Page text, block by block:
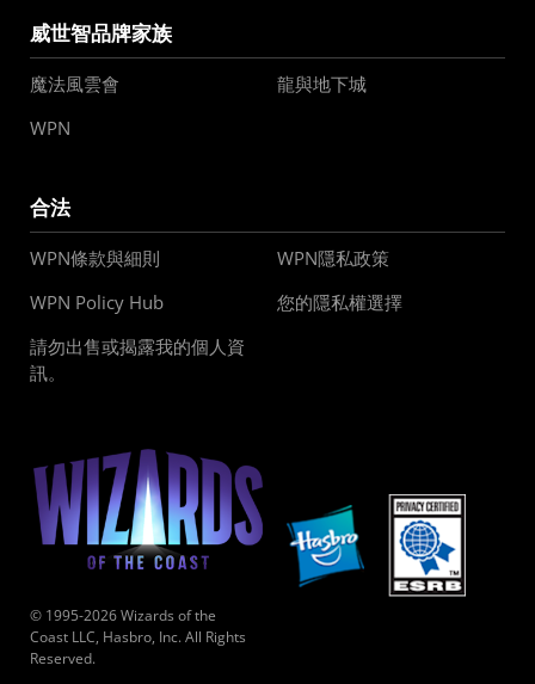
威世智品牌家族
魔法風雲會
龍與地下城
WPN
合法
WPN條款與細則
WPN隱私政策
WPN Policy Hub
您的隱私權選擇
請勿出售或揭露我的個人資
訊。
© 1995-2026 Wizards of the
Coast LLC, Hasbro, Inc. All Rights
Reserved.